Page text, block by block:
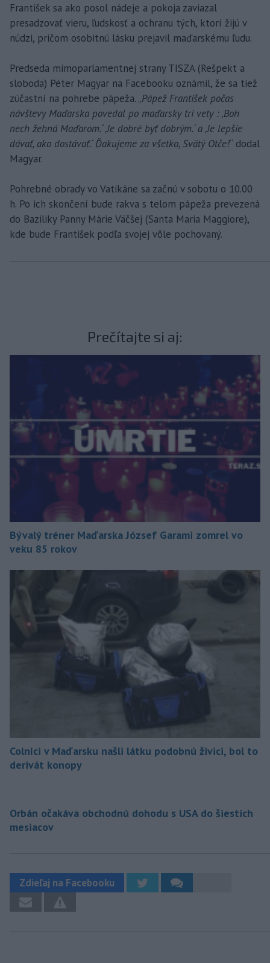
František sa ako posol nádeje a pokoja zaviazal
presadzovať vieru, ľudskosť a ochranu tých, ktorí žijú v
núdzi, pričom osobitnú lásku prejavil maďarskému ľudu.
Predseda mimoparlamentnej strany TISZA (Rešpekt a
sloboda) Péter Magyar na Facebooku oznámil, že sa tiež
zúčastní na pohrebe pápeža. „Pápež František počas
návštevy Maďarska povedal po maďarsky tri vety : ‚Boh
nech žehná Maďarom.‘ ‚Je dobré byť dobrým.‘ a ‚Je lepšie
dávať, ako dostávať.‘ Ďakujeme za všetko, Svätý Otče!“ dodal
Magyar.
Pohrebné obrady vo Vatikáne sa začnú v sobotu o 10.00
h. Po ich skončení bude rakva s telom pápeža prevezená
do Baziliky Panny Márie Väčšej (Santa Maria Maggiore),
kde bude František podľa svojej vôle pochovaný.
Prečítajte si aj:
Bývalý tréner Maďarska József Garami zomrel vo
veku 85 rokov
Colníci v Maďarsku našli látku podobnú živici, bol to
derivát konopy
Orbán očakáva obchodnú dohodu s USA do šiestich
mesiacov
Zdieľaj na Facebooku